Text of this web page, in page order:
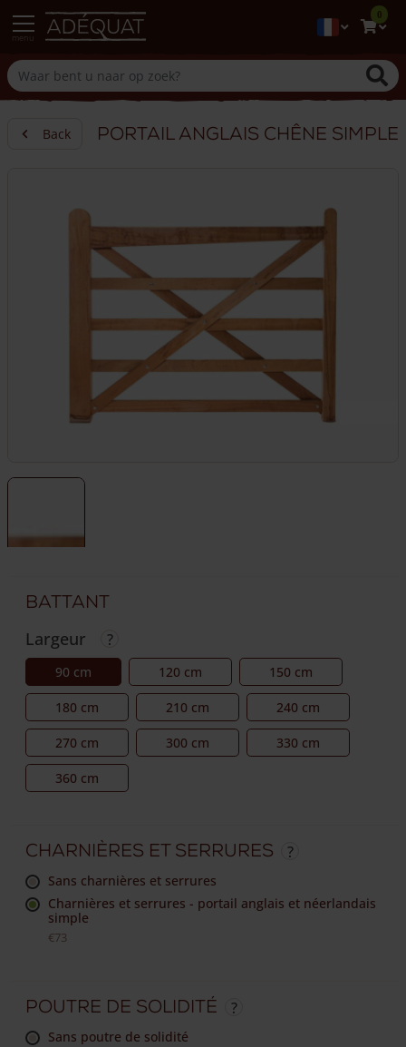
0
Back Portail anglais chêne simple
Battant
Largeur
90 cm 120 cm 150 cm
180 cm 210 cm 240 cm
270 cm 300 cm 330 cm
360 cm
Charnières et serrures
sans charnières et serrures
Charnières et serrures - portail anglais et néerlandais
simple
€73
Poutre de solidité
sans poutre de solidité